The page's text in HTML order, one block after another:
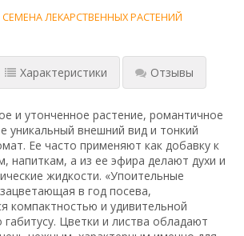
СЕМЕНА ЛЕКАРСТВЕННЫХ РАСТЕНИЙ
Характеристики Отзывы
и утонченное растение, романтичное
внешний вид и тонкий
Ее часто применяют как добавку к
напиткам, а из ее эфира делают духи и
жидкости. «Упоительные
в год посева,
компактностью и удивительной
Цветки и листва обладают